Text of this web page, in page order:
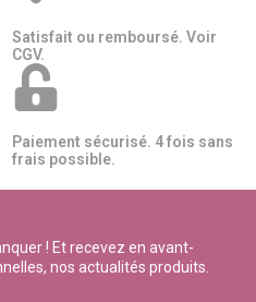
Satisfait ou remboursé. Voir
CGV.
Paiement sécurisé. 4 fois sans
frais possible.
! Et recevez en avant-
nos actualités produits.